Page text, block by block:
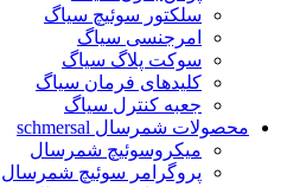
سلکتور سوئیچ سیاگ
امرجنسی سیاگ
سوکت پلاگ سیاگ
کلیدهای فرمان سیاگ
جعبه کنترل سیاگ
محصولات شمرسال schmersal
میکروسوئیچ شمرسال
پروگرامر سوئیچ شمرسال